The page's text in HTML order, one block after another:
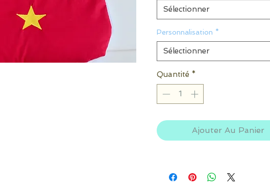
Sélectionner
Personnalisation *
Sélectionner
Quantité *
Ajouter Au Panier